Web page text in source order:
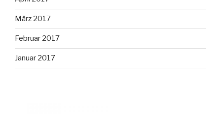
März 2017
Februar 2017
Januar 2017